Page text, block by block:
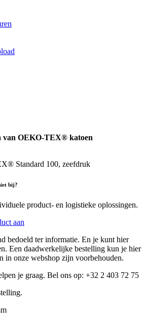
van OEKO-TEX® katoen
Standard 100, zeefdruk
bij?
product- en logistieke oplossingen.
aan
bedoeld ter informatie. En je kunt hier
Een daadwerkelijke bestelling kun je hier
in onze webshop zijn voorbehouden.
je graag. Bel ons op: +32 2 403 72 75